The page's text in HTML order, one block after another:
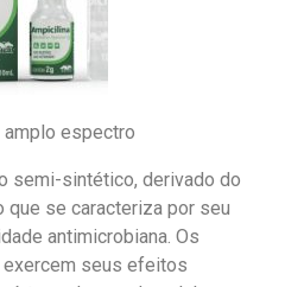
espectro
semi-sintético, derivado do
que se caracteriza por seu
antimicrobiana. Os
seus efeitos